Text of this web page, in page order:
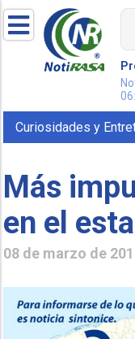
Curiosidades y
Más
en el
08 de marzo de